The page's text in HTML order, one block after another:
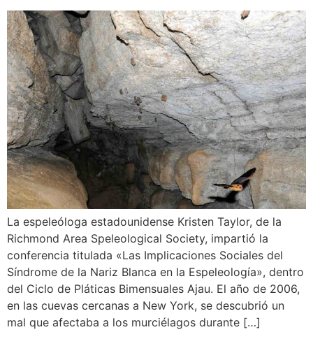
La espeleóloga estadounidense Kristen Taylor, de la
Richmond Area Speleological Society, impartió la
conferencia titulada «Las Implicaciones Sociales del
Síndrome de la Nariz Blanca en la Espeleología», dentro
del Ciclo de Pláticas Bimensuales Ajau. El año de 2006,
en las cuevas cercanas a New York, se descubrió un
mal que afectaba a los murciélagos durante […]